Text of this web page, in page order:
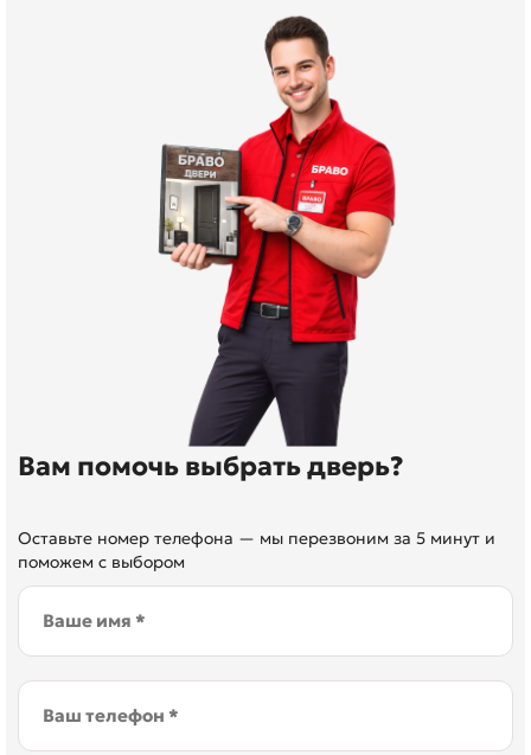
Вам помочь выбрать дверь?
Оставьте номер телефона — мы перезвоним за 5 минут и
поможем с выбором